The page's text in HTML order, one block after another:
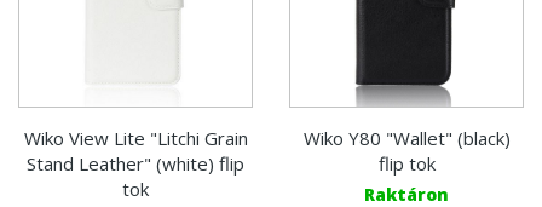
Wiko View Lite "Litchi Grain
Stand Leather" (white) flip
tok
Wiko Y80 "Wallet" (black)
flip tok
Raktáron